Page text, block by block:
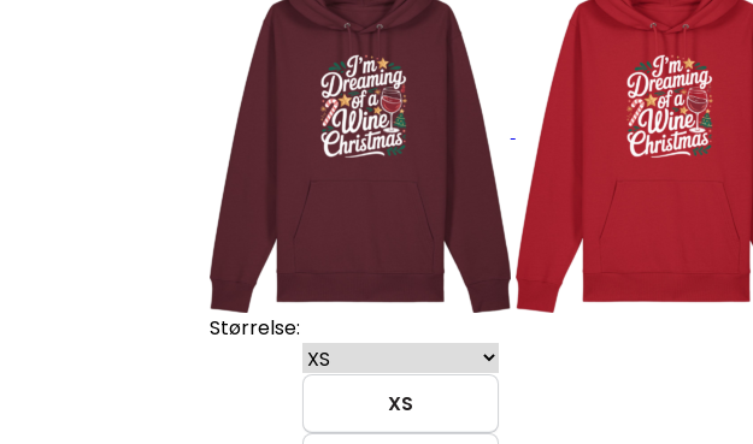
Størrelse:
XS